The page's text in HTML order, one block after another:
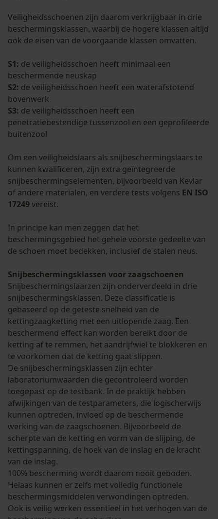
Veiligheidsschoenen zijn daarom verkrijgbaar in drie
beschermingsklassen, waarbij de hogere klassen altijd
ook de eisen van de voorgaande klassen omvatten.
S1: de veiligheidsschoen heeft minimaal een
beschermende neuskap
S2: de veiligheidsschoen heeft een waterafstotend
bovenwerk
S3: de veiligheidsschoen heeft een
penetratiebestendige tussenzool en een geprofileerde
buitenzool
Om een veiligheidslaars als snijbeschermingslaars te
kunnen kwalificeren, zijn extra geïntegreerde
snijbeschermingselementen, bijvoorbeeld van Kevlar
of andere materialen, en verdere tests volgens EN ISO
17249vereist.
In principe kan men zeggen dat het
beschermingsgebied het gehele voorste gedeelte van
de schoen moet bedekken, inclusief de stalen neus.
Snijbeschermingsklassen voor zaagschoenen
Snijbeschermingslaarzen zijn onderverdeeld in drie
snijbeschermingsklassen. Deze classificatie is
gebaseerd op de geteste snelheid van de
kettingzaagketting met een uitlopende zaag. Een
beschermend effect kan worden bereikt door de
ketting af te remmen, het aandrijfwiel te blokkeren en
te voorkomen dat de ketting gaat slippen.
De snijbeschermingsklassen zijn echter
laboratoriumwaarden die gecontroleerd worden
toegepast op de testbank. In de praktijk hebben
afwijkingen van de testparameters, die logischerwijs
kunnen optreden, invloed op de beschermende
werking van de zaagschoenen. Bijvoorbeeld de
scherpte van de ketting en vorm van de slijping, de
kettingspanning, de hoek van de inslag en de kracht
van de inslag.
100% bescherming wordt daarom nooit geboden.
Helaas kunnen er zelfs met volledig functionele
beschermingsmiddelen verwondingen optreden.
Ook is veilig werken essentieel in het verhogen van de